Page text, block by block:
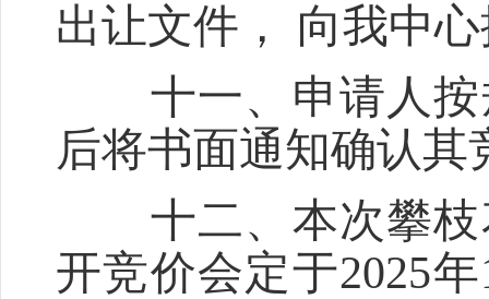
出让文件， 向我中
十一、申请人
后将书面通知确认其
十二、本次攀枝
开竞价会定于2025